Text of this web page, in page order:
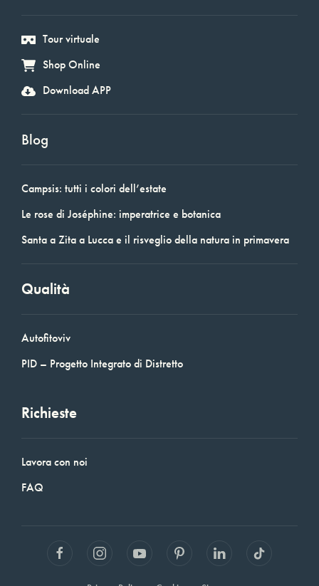
Tour virtuale
Shop Online
Download APP
Blog
Campsis: tutti i colori dell’estate
Le rose di Joséphine: imperatrice e botanica
Santa a Zita a Lucca e il risveglio della natura in primavera
Qualità
Autofitoviv
PID – Progetto Integrato di Distretto
Richieste
Lavora con noi
FAQ